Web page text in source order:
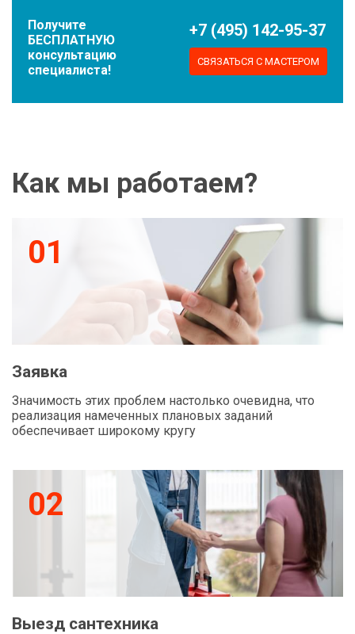
Получите
БЕСПЛАТНУЮ
консультацию
специалиста!
+7 (495) 142-95-37
СВЯЗАТЬСЯ С МАСТЕРОМ
Как мы работаем?
01
Заявка
Значимость этих проблем настолько очевидна, что
реализация намеченных плановых заданий
обеспечивает широкому кругу
02
Выезд сантехника